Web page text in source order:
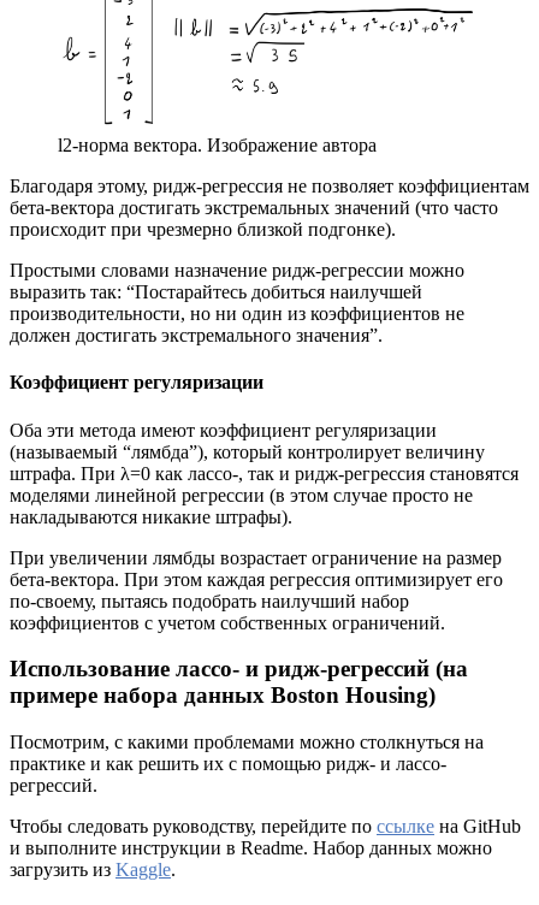
l2-норма вектора. Изображение автора
Благодаря этому, ридж-регрессия не позволяет коэффициентам
бета-вектора достигать экстремальных значений (что часто
происходит при чрезмерно близкой подгонке).
Простыми словами назначение ридж-регрессии можно
выразить так: “Постарайтесь добиться наилучшей
производительности, но ни один из коэффициентов не
должен достигать экстремального значения”.
Коэффициент регуляризации
Оба эти метода имеют коэффициент регуляризации
(называемый “лямбда”), который контролирует величину
штрафа. При λ=0 как лассо-, так и ридж-регрессия становятся
моделями линейной регрессии (в этом случае просто не
накладываются никакие штрафы).
При увеличении лямбды возрастает ограничение на размер
бета-вектора. При этом каждая регрессия оптимизирует его
по-своему, пытаясь подобрать наилучший набор
коэффициентов с учетом собственных ограничений.
Использование лассо- и ридж-регрессий (на
примере набора данных Boston Housing)
Посмотрим, с какими проблемами можно столкнуться на
практике и как решить их с помощью ридж- и лассо-
регрессий.
Чтобы следовать руководству, перейдите по ссылке на GitHub
и выполните инструкции в Readme. Набор данных можно
загрузить из Kaggle.